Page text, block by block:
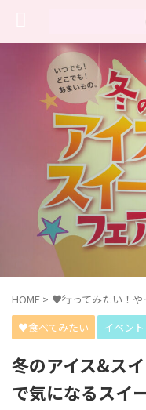
HOME > ♥行ってみたい！や
♥食べてみたい
イベント
冬のアイス&ス
で気になるスイ